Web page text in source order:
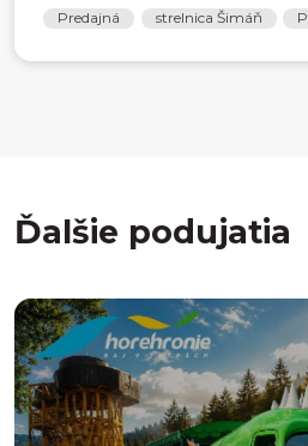
Predajná strelnica Šimáň
Ďalšie podujatia